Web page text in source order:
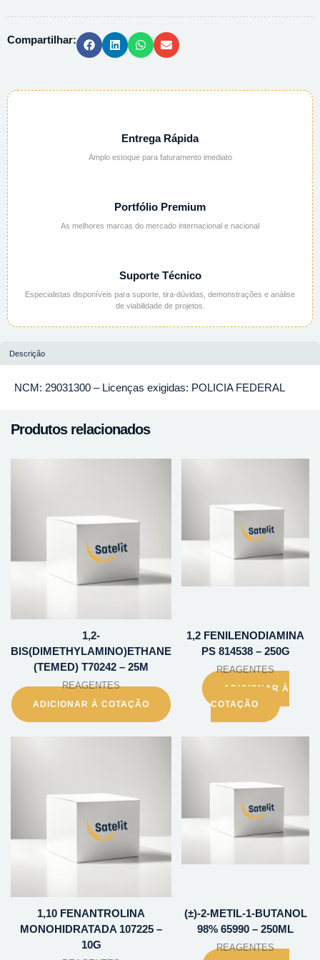
quantidade
Compartilhar:
Entrega Rápida
Amplo estoque para faturamento imediato
Portfólio Premium
As melhores marcas do mercado internacional e nacional
Suporte Técnico
Especialistas disponíveis para suporte, tira-dúvidas, demonstrações e análise
de viabilidade de projetos.
Descrição
NCM: 29031300 – Licenças exigidas: POLICIA FEDERAL
Produtos relacionados
1,2-
BIS(DIMETHYLAMINO)ETHANE
(TEMED) T70242 – 25M
REAGENTES
ADICIONAR À COTAÇÃO
1,2 FENILENODIAMINA
PS 814538 – 250G
REAGENTES
ADICIONAR À
COTAÇÃO
1,10 FENANTROLINA
MONOHIDRATADA 107225 –
10G
(±)-2-METIL-1-BUTANOL
98% 65990 – 250ML
REAGENTES